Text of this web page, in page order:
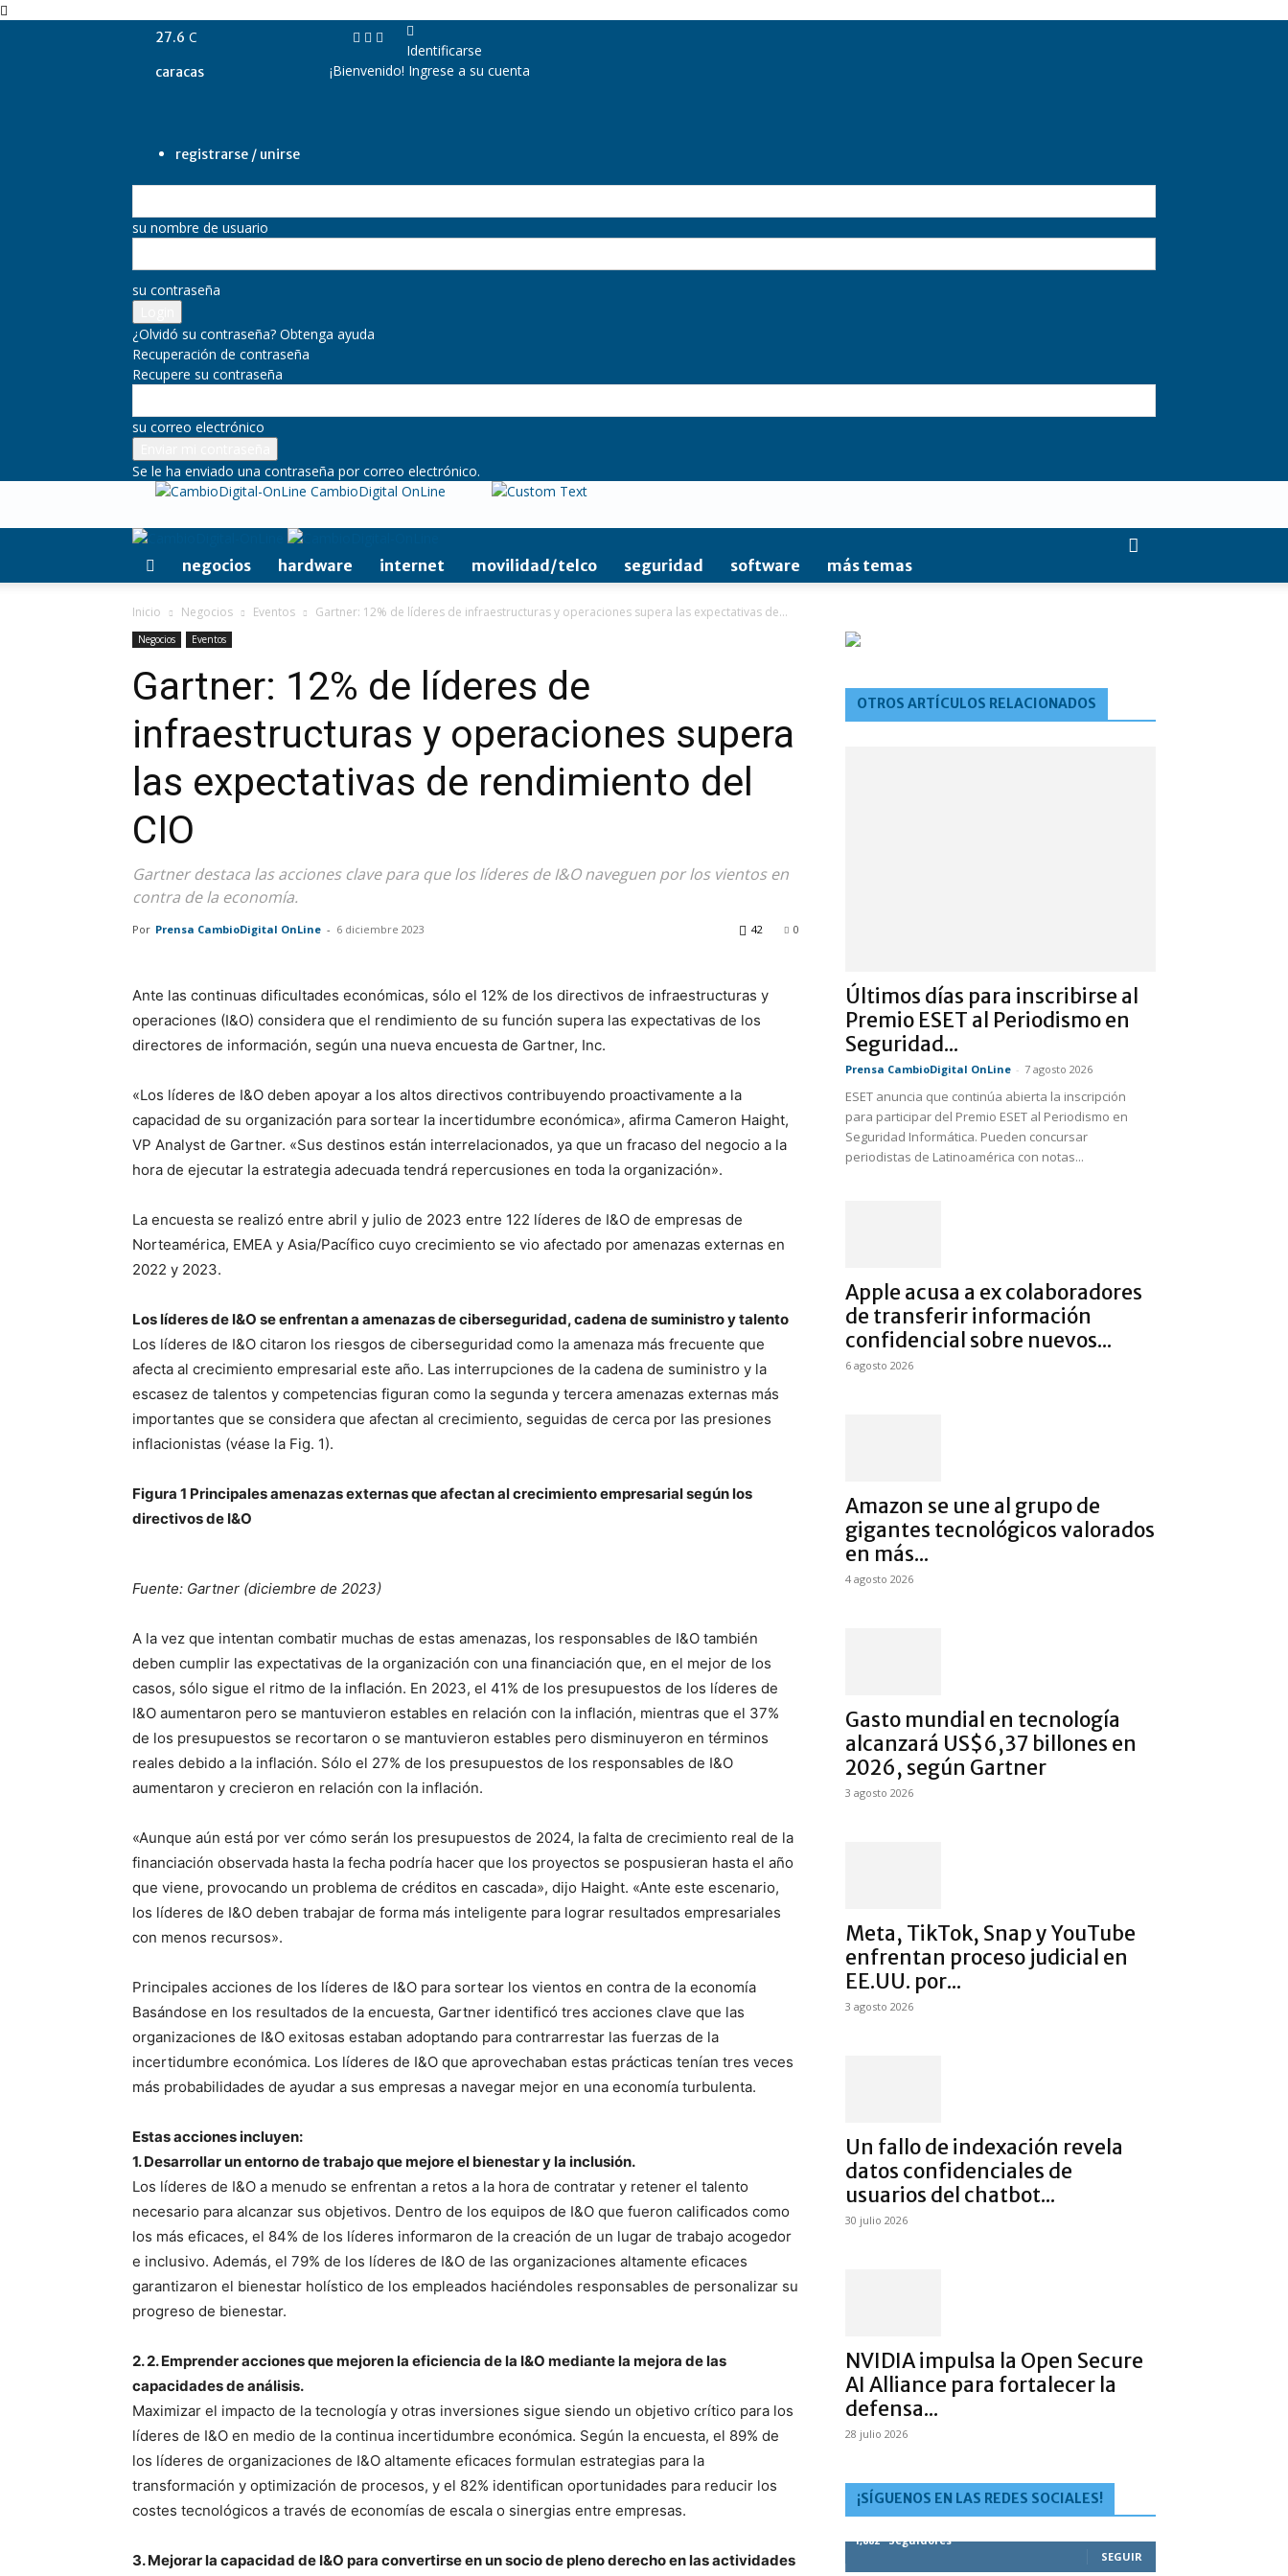
27.6 C
caracas
registrarse / unirse
Identificarse
¡Bienvenido! Ingrese a su cuenta
su nombre de usuario
su contraseña
¿Olvidó su contraseña? Obtenga ayuda
Recuperación de contraseña
Recupere su contraseña
su correo electrónico
Se le ha enviado una contraseña por correo electrónico.
CambioDigital OnLine
negocios hardware internet movilidad/telco seguridad software más temas
Inicio Negocios Eventos Gartner: 12% de líderes de infraestructuras y operaciones supera las expectativas de...
Negocios Eventos
Gartner: 12% de líderes de
infraestructuras y operaciones supera
las expectativas de rendimiento del
CIO
Gartner destaca las acciones clave para que los líderes de I&O naveguen por los vientos en
contra de la economía.
Por Prensa CambioDigital OnLine - 6 diciembre 2023 0
42
Ante las continuas dificultades económicas, sólo el 12% de los directivos de infraestructuras y
operaciones (I&O) considera que el rendimiento de su función supera las expectativas de los
directores de información, según una nueva encuesta de Gartner, Inc.
«Los líderes de I&O deben apoyar a los altos directivos contribuyendo proactivamente a la
capacidad de su organización para sortear la incertidumbre económica», afirma Cameron Haight,
VP Analyst de Gartner. «Sus destinos están interrelacionados, ya que un fracaso del negocio a la
hora de ejecutar la estrategia adecuada tendrá repercusiones en toda la organización».
La encuesta se realizó entre abril y julio de 2023 entre 122 líderes de I&O de empresas de
Norteamérica, EMEA y Asia/Pacífico cuyo crecimiento se vio afectado por amenazas externas en
2022 y 2023.
Los líderes de I&O se enfrentan a amenazas de ciberseguridad, cadena de suministro y talento
Los líderes de I&O citaron los riesgos de ciberseguridad como la amenaza más frecuente que
afecta al crecimiento empresarial este año. Las interrupciones de la cadena de suministro y la
escasez de talentos y competencias figuran como la segunda y tercera amenazas externas más
importantes que se considera que afectan al crecimiento, seguidas de cerca por las presiones
inflacionistas (véase la Fig. 1).
Figura 1 Principales amenazas externas que afectan al crecimiento empresarial según los
directivos de I&O
Fuente: Gartner (diciembre de 2023)
A la vez que intentan combatir muchas de estas amenazas, los responsables de I&O también
deben cumplir las expectativas de la organización con una financiación que, en el mejor de los
casos, sólo sigue el ritmo de la inflación. En 2023, el 41% de los presupuestos de los líderes de
I&O aumentaron pero se mantuvieron estables en relación con la inflación, mientras que el 37%
de los presupuestos se recortaron o se mantuvieron estables pero disminuyeron en términos
reales debido a la inflación. Sólo el 27% de los presupuestos de los responsables de I&O
aumentaron y crecieron en relación con la inflación.
«Aunque aún está por ver cómo serán los presupuestos de 2024, la falta de crecimiento real de la
financiación observada hasta la fecha podría hacer que los proyectos se pospusieran hasta el año
que viene, provocando un problema de créditos en cascada», dijo Haight. «Ante este escenario,
los líderes de I&O deben trabajar de forma más inteligente para lograr resultados empresariales
con menos recursos».
Principales acciones de los líderes de I&O para sortear los vientos en contra de la economía
Basándose en los resultados de la encuesta, Gartner identificó tres acciones clave que las
organizaciones de I&O exitosas estaban adoptando para contrarrestar las fuerzas de la
incertidumbre económica. Los líderes de I&O que aprovechaban estas prácticas tenían tres veces
más probabilidades de ayudar a sus empresas a navegar mejor en una economía turbulenta.
Estas acciones incluyen:
1. Desarrollar un entorno de trabajo que mejore el bienestar y la inclusión.
Los líderes de I&O a menudo se enfrentan a retos a la hora de contratar y retener el talento
necesario para alcanzar sus objetivos. Dentro de los equipos de I&O que fueron calificados como
los más eficaces, el 84% de los líderes informaron de la creación de un lugar de trabajo acogedor
e inclusivo. Además, el 79% de los líderes de I&O de las organizaciones altamente eficaces
garantizaron el bienestar holístico de los empleados haciéndoles responsables de personalizar su
progreso de bienestar.
2. 2. Emprender acciones que mejoren la eficiencia de la I&O mediante la mejora de las
capacidades de análisis.
Maximizar el impacto de la tecnología y otras inversiones sigue siendo un objetivo crítico para los
líderes de I&O en medio de la continua incertidumbre económica. Según la encuesta, el 89% de
los líderes de organizaciones de I&O altamente eficaces formulan estrategias para la
transformación y optimización de procesos, y el 82% identifican oportunidades para reducir los
costes tecnológicos a través de economías de escala o sinergias entre empresas.
3. Mejorar la capacidad de I&O para convertirse en un socio de pleno derecho en las actividades
OTROS ARTÍCULOS RELACIONADOS
Últimos días para inscribirse al
Premio ESET al Periodismo en
Seguridad...
Prensa CambioDigital OnLine - 7 agosto 2026
ESET anuncia que continúa abierta la inscripción
para participar del Premio ESET al Periodismo en
Seguridad Informática. Pueden concursar
periodistas de Latinoamérica con notas...
Apple acusa a ex colaboradores
de transferir información
confidencial sobre nuevos...
6 agosto 2026
Amazon se une al grupo de
gigantes tecnológicos valorados
en más...
4 agosto 2026
Gasto mundial en tecnología
alcanzará US$6,37 billones en
2026, según Gartner
3 agosto 2026
Meta, TikTok, Snap y YouTube
enfrentan proceso judicial en
EE.UU. por...
3 agosto 2026
Un fallo de indexación revela
datos confidenciales de
usuarios del chatbot...
30 julio 2026
NVIDIA impulsa la Open Secure
AI Alliance para fortalecer la
defensa...
28 julio 2026
¡SÍGUENOS EN LAS REDES SOCIALES!
1,882 Seguidores
SEGUIR